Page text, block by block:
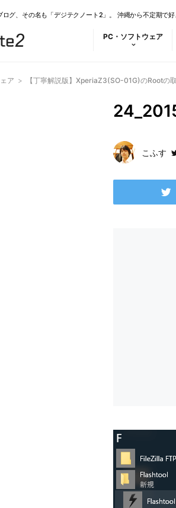
グ、その名も「デジテクノート2」。 沖縄から不定期で好
PC・ソフトウェア
ア > 【丁寧解説版】XperiaZ3(SO-01G)のRootの
こふす